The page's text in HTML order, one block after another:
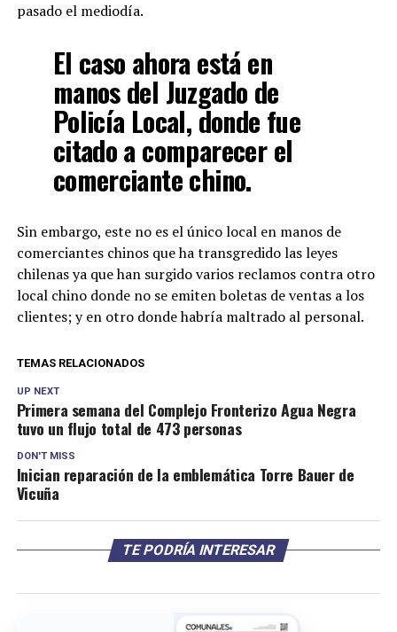
pasado el mediodía.
El caso ahora está en
manos del Juzgado de
Policía Local, donde fue
citado a comparecer el
comerciante chino.
Sin embargo, este no es el único local en manos de
comerciantes chinos que ha transgredido las leyes
chilenas ya que han surgido varios reclamos contra otro
local chino donde no se emiten boletas de ventas a los
clientes; y en otro donde habría maltrado al personal.
TEMAS RELACIONADOS
UP NEXT
Primera semana del Complejo Fronterizo Agua Negra
tuvo un flujo total de 473 personas
DON'T MISS
Inician reparación de la emblemática Torre Bauer de
Vicuña
TE PODRÍA INTERESAR